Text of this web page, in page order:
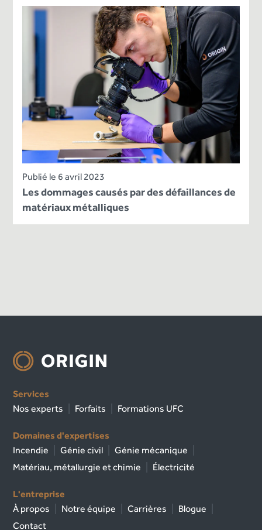
Publié le 6 avril 2023
Les dommages causés par des défaillances de
matériaux métalliques
Services
Nos experts
Forfaits Formations UFC
Domaines d'expertises
Incendie
Génie civil
Génie mécanique
Matériau, métallurgie et chimie
Électricité
L'entreprise
À propos
Notre équipe Carrières
Blogue
Contact